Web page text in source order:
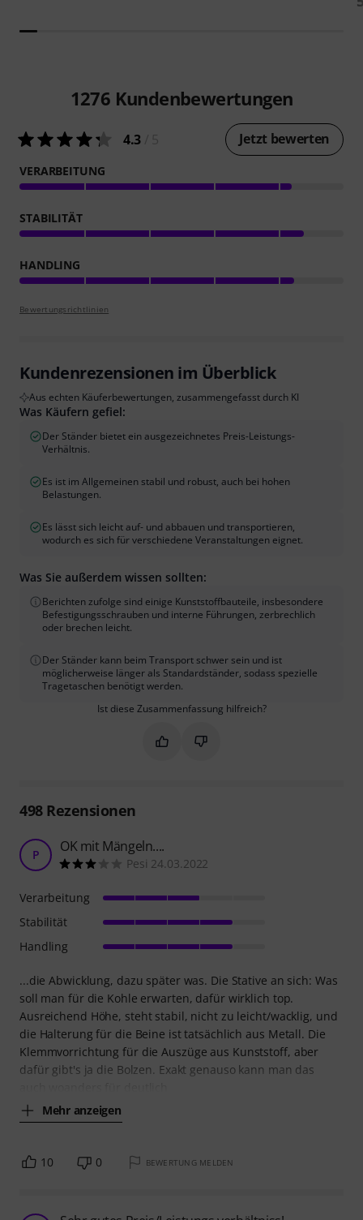
1276 Kundenbewertungen
4.3 Jetzt bewerten
VERARBEITUNG
STABILITÄT
HANDLING
Bewertungsrichtlinien
Kundenrezensionen im Überblick
Aus echten Käuferbewertungen, zusammengefasst durch KI
Was Käufern gefiel:
Der Ständer bietet ein ausgezeichnetes Preis-Leistungs-
Verhältnis.
Es ist im Allgemeinen stabil und robust, auch bei hohen
Belastungen.
Es lässt sich leicht auf- und abbauen und transportieren,
wodurch es sich für verschiedene Veranstaltungen eignet.
Was Sie außerdem wissen sollten:
Berichten zufolge sind einige Kunststoffbauteile, insbesondere
Befestigungsschrauben und interne Führungen, zerbrechlich
oder brechen leicht.
Der Ständer kann beim Transport schwer sein und ist
möglicherweise länger als Standardständer, sodass spezielle
Tragetaschen benötigt werden.
Ist diese Zusammenfassung hilfreich?
Markieren Sie diese
Markieren Sie diese
498Rezensionen
P OK mit Mängeln....
Pesi 24.03.2022
...die Abwicklung, dazu später was. Die Stative an sich: Was
soll man für die Kohle erwarten, dafür wirklich top.
Ausreichend Höhe, steht stabil, nicht zu leicht/wacklig, und
die Halterung für die Beine ist tatsächlich aus Metall. Die
Klemmvorrichtung für die Auszüge aus Kunststoff, aber
dafür gibt's ja die Bolzen. Exakt genauso kann man das
Mehr anzeigen
Verarbeitung
Stabilität
Handling
10 0 BEWERTUNG MELDEN